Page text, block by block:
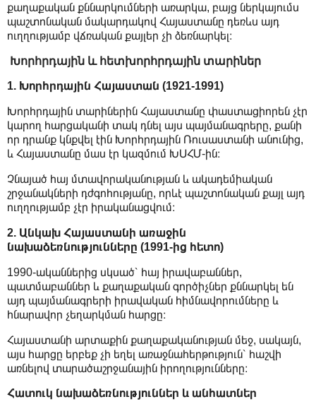
քաղաքական քննարկումների առարկա, բայց ներկայումս
պաշտոնական մակարդակով Հայաստանը դեռևս այդ
ուղղությամբ վճռական քայլեր չի ձեռնարկել։
Խորհրդային և հետխորհրդային տարիներ
1. Խորհրդային Հայաստան (1921-1991)
Խորհրդային տարիներին Հայաստանը փաստացիորեն չէր
կարող հարցականի տակ դնել այս պայմանագրերը, քանի
որ դրանք կնքվել էին Խորհրդային Ռուսաստանի անունից,
և Հայաստանը մաս էր կազմում ԽՍՀՄ-ին։
Չնայած հայ մտավորականության և ակադեմիական
շրջանակների դժգոհությանը, որևէ պաշտոնական քայլ այդ
ուղղությամբ չէր իրականացվում։
2. Անկախ Հայաստանի առաջին
նախաձեռնությունները (1991-ից հետո)
1990-ականներից սկսած՝ հայ իրավաբաններ,
պատմաբաններ և քաղաքական գործիչներ քննարկել են
այդ պայմանագրերի իրավական հիմնավորումները և
հնարավոր չեղարկման հարցը։
Հայաստանի արտաքին քաղաքականության մեջ, սակայն,
այս հարցը երբեք չի եղել առաջնահերթություն՝ հաշվի
առնելով տարածաշրջանային իրողությունները։
Հատուկ նախաձեռնություններ և անհատներ